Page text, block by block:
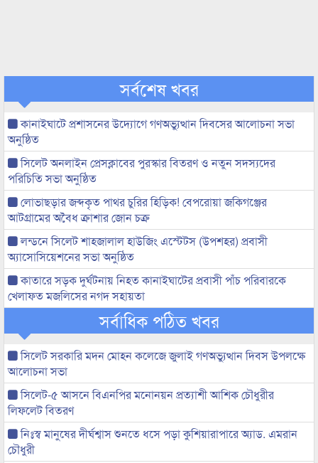
সর্বশেষ খবর
কানাইঘাটে প্রশাসনের উদ্যোগে গণঅভ্যুত্থান দিবসের আলোচনা সভা
অনুষ্ঠিত
সিলেট অনলাইন প্রেসক্লাবের পুরস্কার বিতরণ ও নতুন সদস্যদের
পরিচিতি সভা অনুষ্ঠিত
লোভাছড়ার জব্দকৃত পাথর চুরির হিড়িক! বেপরোয়া জকিগঞ্জের
আটগ্রামের অবৈধ ক্রাশার জোন চক্র
লন্ডনে সিলেট শাহজালাল হাউজিং এস্টেটস (উপশহর) প্রবাসী
অ্যাসোসিয়েশনের সভা অনুষ্ঠিত
কাতারে সড়ক দুর্ঘটনায় নিহত কানাইঘাটের প্রবাসী পাঁচ পরিবারকে
খেলাফত মজলিসের নগদ সহায়তা
সর্বাধিক পঠিত খবর
সিলেট সরকারি মদন মোহন কলেজে জুলাই গণঅভ্যুত্থান দিবস উপলক্ষে
আলোচনা সভা
সিলেট-৫ আসনে বিএনপির মনোনয়ন প্রত্যাশী আশিক চৌধুরীর
লিফলেট বিতরণ
নিঃস্ব মানুষের দীর্ঘশ্বাস শুনতে ধসে পড়া কুশিয়ারাপারে অ্যাড. এমরান
চৌধুরী